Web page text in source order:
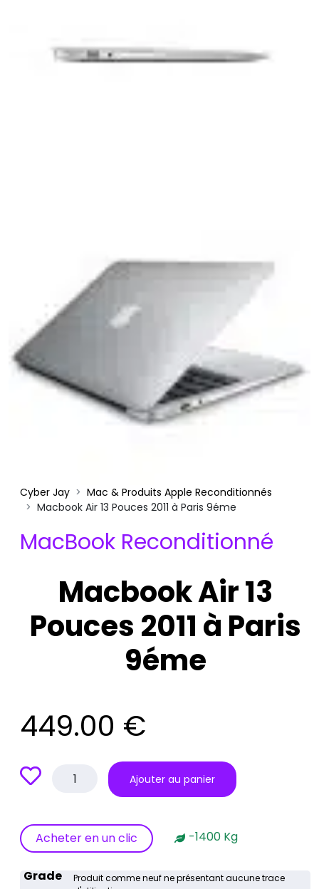
Cyber Jay
Mac & Produits Apple Reconditionnés
Macbook Air 13 Pouces 2011 à Paris 9éme
MacBook Reconditionné
Macbook Air 13
Pouces 2011 à Paris
9éme
449.00 €
quantité
13
Pouces
à
Ajouter au panier
Acheter en un clic -1400 Kg
Grade
Produit comme neuf ne présentant aucune trace